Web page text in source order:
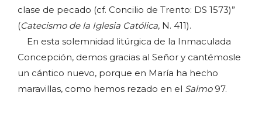
clase de pecado (cf. Concilio de Trento: DS 1573)”
(Catecismo de la Iglesia Católica, N. 411).
En esta solemnidad litúrgica de la Inmaculada
Concepción, demos gracias al Señor y cantémosle
un cántico nuevo, porque en María ha hecho
maravillas, como hemos rezado en el Salmo97.